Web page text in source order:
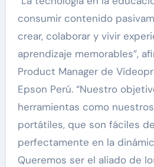
consumir contenido
crear, colaborar y vivir
aprendizaje memorables”,
Product Manager de
Epson Perú. “Nuestro
herramientas como
portátiles, que son fáciles
perfectamente en la
Queremos ser el aliado de